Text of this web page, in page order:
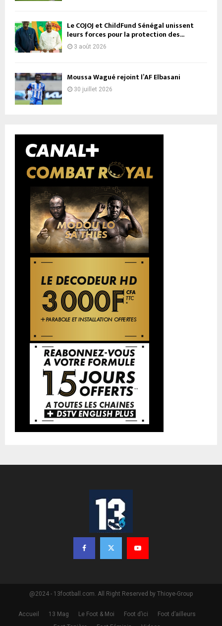
Le COJOJ et ChildFund Sénégal unissent
leurs forces pour la protection des...
3 août 2026
Moussa Wagué rejoint l’AF Elbasani
30 juillet 2026
@2024 - 13football.com. All Right Reserved by Thioye-Group
Accueil 13 Mag Le Foot & Moi Foot d’ici
Foot d’ailleurs